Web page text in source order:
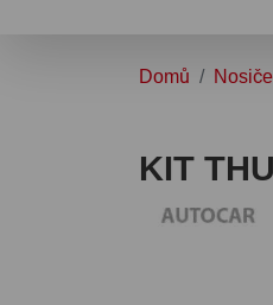
Domů
KIT